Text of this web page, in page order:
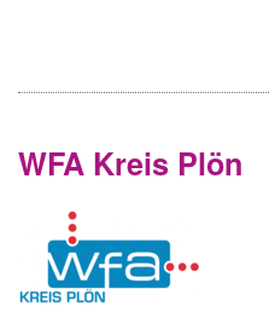
WFA Kreis Plön